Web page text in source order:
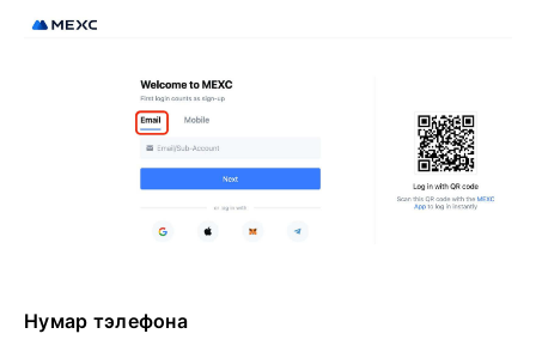
Нумар тэлефона